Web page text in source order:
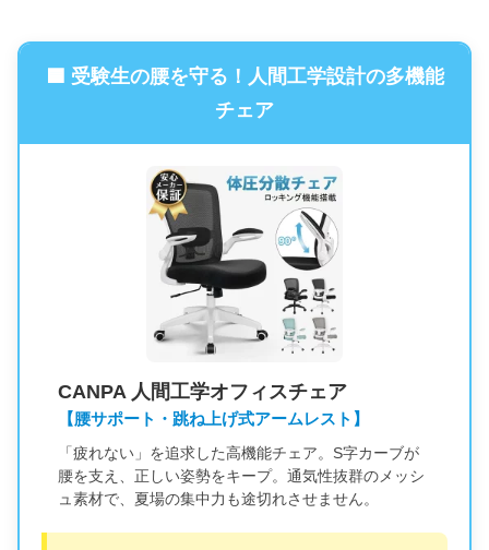
🟦 受験生の腰を守る！人間工学設計の多機能
チェア
CANPA 人間工学オフィスチェア
【腰サポート・跳ね上げ式アームレスト】
「疲れない」を追求した高機能チェア。S字カーブが
腰を支え、正しい姿勢をキープ。通気性抜群のメッシ
ュ素材で、夏場の集中力も途切れさせません。